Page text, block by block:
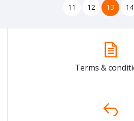
11
12 13 14
Terms &